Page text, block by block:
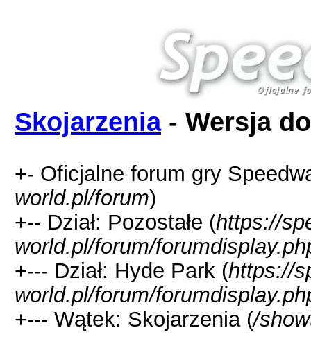
Skojarzenia- Wersja
+- Oficjalne forum gry
world.pl/forum)
+-- Dział: Pozostałe (https://
world.pl/forum/
+--- Dział: Hyde Park (https://
world.pl/forum/
+--- Wątek: Skojarzenia (/